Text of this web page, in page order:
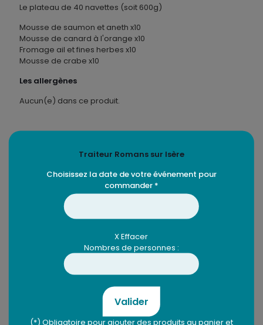
Le plateau de 40 navettes (soit 600g)
Mousse de saumon et aneth x10
Mousse de canard à l'orange x10
Fromage ail et fines herbes x10
Mousse de crabe x10
Les allergènes
Aucun(e) dans ce produit.
Produits similaires
gourmet – 63 pièces
Plaque de pizza
Traiteur ravioles – 48
Traiteur Romans sur Isère
Choisissez la date de votre événement pour
commander *
X Effacer
Nombres de personnes :
Valider
(*) Obligatoire pour ajouter des produits au panier et